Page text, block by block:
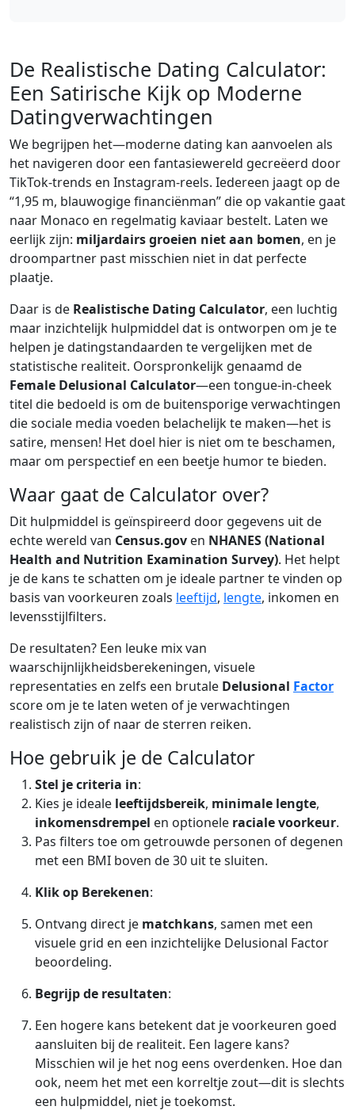
De Realistische Dating Calculator:
Een Satirische Kijk op Moderne
Datingverwachtingen
We begrijpen het—moderne dating kan aanvoelen als
het navigeren door een fantasiewereld gecreëerd door
TikTok-trends en Instagram-reels. Iedereen jaagt op de
“1,95 m, blauwogige financiënman” die op vakantie gaat
naar Monaco en regelmatig kaviaar bestelt. Laten we
eerlijk zijn: miljardairs groeien niet aan bomen, en je
droompartner past misschien niet in dat perfecte
plaatje.
Daar is de Realistische Dating Calculator, een luchtig
maar inzichtelijk hulpmiddel dat is ontworpen om je te
helpen je datingstandaarden te vergelijken met de
statistische realiteit. Oorspronkelijk genaamd de
Female Delusional Calculator—een tongue-in-cheek
titel die bedoeld is om de buitensporige verwachtingen
die sociale media voeden belachelijk te maken—het is
satire, mensen! Het doel hier is niet om te beschamen,
maar om perspectief en een beetje humor te bieden.
Waar gaat de Calculator over?
Dit hulpmiddel is geïnspireerd door gegevens uit de
echte wereld van Census.gov en NHANES (National
Health and Nutrition Examination Survey). Het helpt
je de kans te schatten om je ideale partner te vinden op
basis van voorkeuren zoals leeftijd, lengte, inkomen en
levensstijlfilters.
De resultaten? Een leuke mix van
waarschijnlijkheidsberekeningen, visuele
representaties en zelfs een brutale Delusional Factor
score om je te laten weten of je verwachtingen
realistisch zijn of naar de sterren reiken.
Hoe gebruik je de Calculator
Stel je criteria in:
Kies je ideale leeftijdsbereik, minimale lengte,
inkomensdrempel en optionele raciale voorkeur.
Pas filters toe om getrouwde personen of degenen
met een BMI boven de 30 uit te sluiten.
Klik op Berekenen:
Ontvang direct je matchkans, samen met een
visuele grid en een inzichtelijke Delusional Factor
beoordeling.
Begrijp de resultaten:
Een hogere kans betekent dat je voorkeuren goed
aansluiten bij de realiteit. Een lagere kans?
Misschien wil je het nog eens overdenken. Hoe dan
ook, neem het met een korreltje zout—dit is slechts
een hulpmiddel, niet je toekomst.